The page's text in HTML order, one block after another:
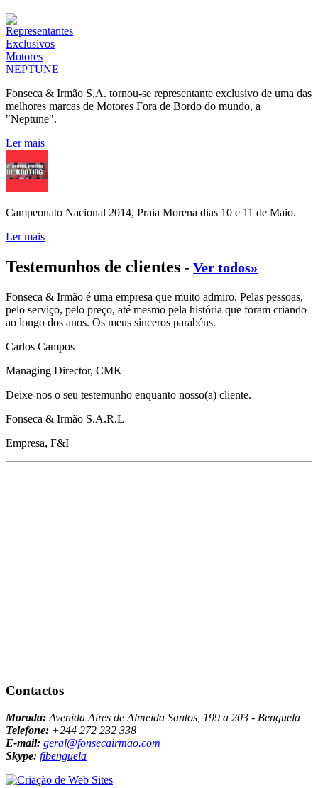
Fonseca & Irmão S.A. tornou-se representante exclusivo de uma das
melhores marcas de Motores Fora de Bordo do mundo, a
"Neptune".
Ler mais
Campeonato Nacional 2014, Praia Morena dias 10 e 11 de Maio.
Ler mais
Testemunhos de clientes - Ver todos»
Fonseca & Irmão é uma empresa que muito admiro. Pelas pessoas,
pelo serviço, pelo preço, até mesmo pela história que foram criando
ao longo dos anos. Os meus sinceros parabéns.
Carlos Campos
Managing Director, CMK
Deixe-nos o seu testemunho enquanto nosso(a) cliente.
Fonseca & Irmão S.A.R.L
Empresa, F&I
Contactos
Morada: Avenida Aires de Almeida Santos, 199 a 203 - Benguela
Telefone: +244 272 232 338
E-mail: geral@fonsecairmao.com
Skype: fibenguela